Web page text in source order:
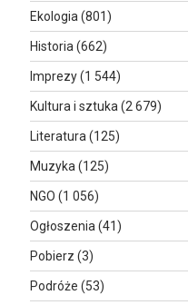
Ekologia (801)
Historia (662)
Imprezy(1 544)
Kultura i sztuka (2 679)
Literatura (125)
Muzyka (125)
NGO (1 056)
Ogłoszenia (41)
Pobierz (3)
Podróże (53)